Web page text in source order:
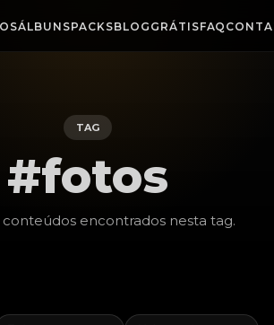
ÁLBUNSPACKSBLOG GRÁTISFAQ
TAG
#fotos
conteúdos encontrados nesta tag.